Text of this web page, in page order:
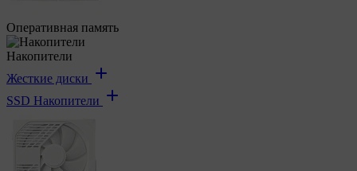
Оперативная память
Накопители
Жесткие диски
SSD Накопители